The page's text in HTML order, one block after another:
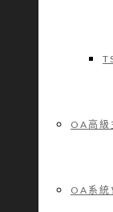
OA高級
OA系統